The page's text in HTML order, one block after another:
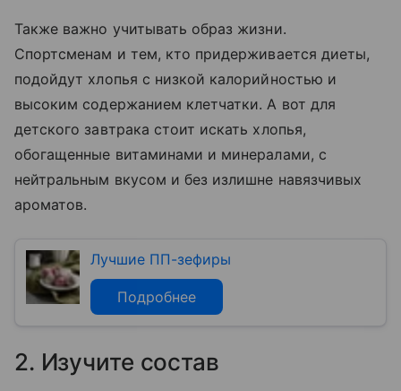
Также важно учитывать образ жизни.
Спортсменам и тем, кто придерживается диеты,
подойдут хлопья с низкой калорийностью и
высоким содержанием клетчатки. А вот для
детского завтрака стоит искать хлопья,
обогащенные витаминами и минералами, с
нейтральным вкусом и без излишне навязчивых
ароматов.
Лучшие ПП-зефиры
Подробнее
2. Изучите состав